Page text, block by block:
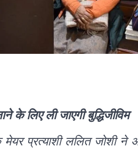
लिए ली जाएगी बुद्धिजीविम
मेयर प्रत्याशी ललित जोशी